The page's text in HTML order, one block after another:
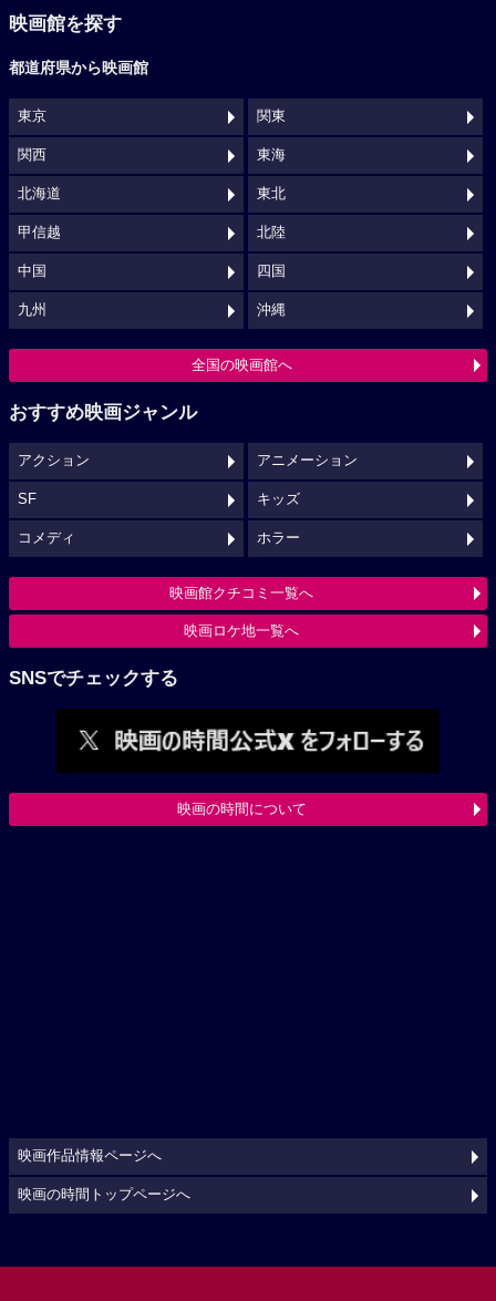
映画館を探す
都道府県から映画館
東京 関東
関西 東海
北海道 東北
甲信越 北陸
中国 四国
九州 沖縄
全国の映画館へ
おすすめ映画ジャンル
アクション アニメーション
SF キッズ
コメディ ホラー
映画館クチコミ一覧へ
映画ロケ地一覧へ
SNSでチェックする
映画の時間について
映画作品情報ページへ
映画の時間トップページへ